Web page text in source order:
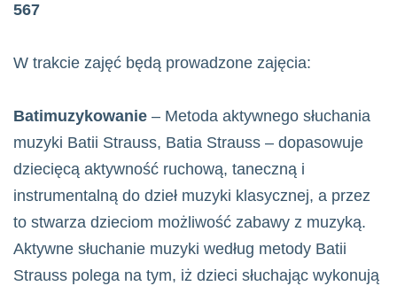
567
W trakcie zajęć będą prowadzone zajęcia:
Batimuzykowanie – Metoda aktywnego słuchania
muzyki Batii Strauss, Batia Strauss – dopasowuje
dziecięcą aktywność ruchową, taneczną i
instrumentalną do dzieł muzyki klasycznej, a przez
to stwarza dzieciom możliwość zabawy z muzyką.
Aktywne słuchanie muzyki według metody Batii
Strauss polega na tym, iż dzieci słuchając wykonują